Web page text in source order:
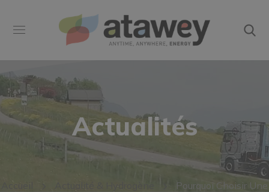
Actualités
Pourquoi Choisir Une